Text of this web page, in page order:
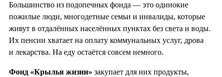
Большинство из подопечных фонда — это одинокие
пожилые люди, многодетные семьи и инвалиды, которые
живут в отдалённых населённых пунктах без света и воды.
Их пенсии хватает на оплату коммунальных услуг, дрова
и лекарства. На еду остаётся совсем немного.
Фонд «Крылья жизни» закупает для них продукты,